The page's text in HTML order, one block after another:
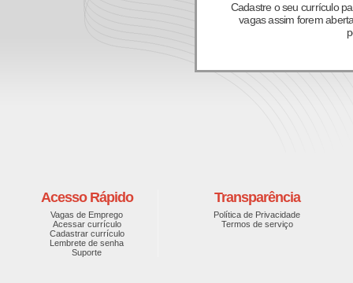
Cadastre o seu currículo
vagas assim forem
Acesso Rápido
Vagas de Emprego
Acessar currículo
Cadastrar currículo
Lembrete de senha
Suporte
Transparência
Política de Privacidade
Termos de serviço